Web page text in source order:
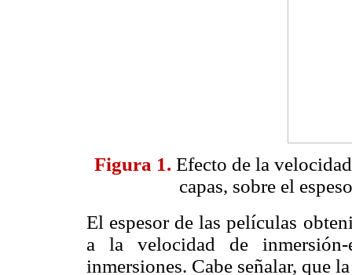
Figura 1. Efecto de la
capas, sobre el
El espesor de las películas
a la velocidad de
inmersiones. Cabe señalar, que